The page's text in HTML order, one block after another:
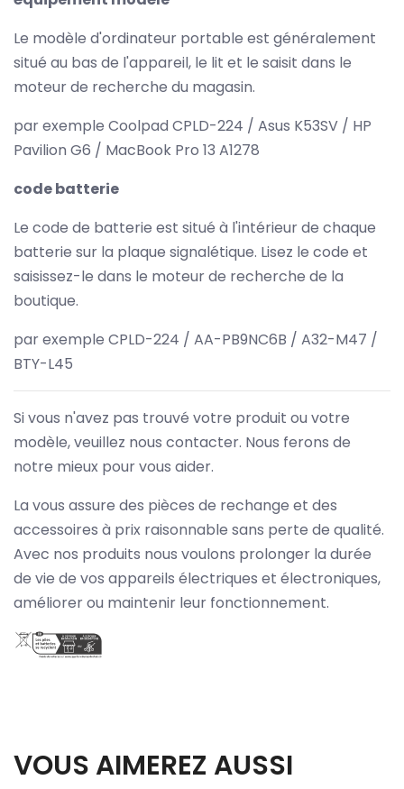
Le modèle d'ordinateur portable est généralement
situé au bas de l'appareil, le lit et le saisit dans le
moteur de recherche du magasin.
par exemple Coolpad CPLD-224 / Asus K53SV / HP
Pavilion G6 / MacBook Pro 13 A1278
code batterie
Le code de batterie est situé à l'intérieur de chaque
batterie sur la plaque signalétique. Lisez le code et
saisissez-le dans le moteur de recherche de la
boutique.
par exemple CPLD-224 / AA-PB9NC6B / A32-M47 /
BTY-L45
Si vous n'avez pas trouvé votre produit ou votre
modèle, veuillez nous contacter. Nous ferons de
notre mieux pour vous aider.
La vous assure des pièces de rechange et des
accessoires à prix raisonnable sans perte de qualité.
Avec nos produits nous voulons prolonger la durée
de vie de vos appareils électriques et électroniques,
améliorer ou maintenir leur fonctionnement.
VOUS AIMEREZ AUSSI